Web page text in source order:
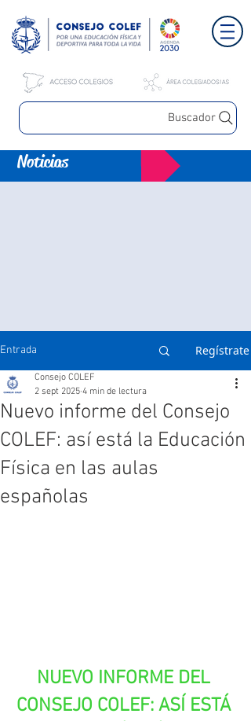
Buscador
Noticias
Entrada Regístrate
Nuevo informe del Consejo
COLEF: así está la Educación
Física en las aulas
españolas
Consejo COLEF
2 sept 2025 4 min de lectura
NUEVO INFORME DEL
CONSEJO COLEF: ASÍ ESTÁ